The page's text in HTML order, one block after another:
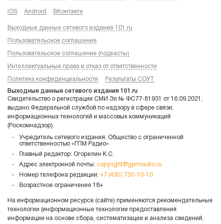
iOS Android ВКонтакте
Выходные данные сетевого издания 101.ru
Пользовательское соглашение
Пользовательское соглашение (подкасты)
Интеллектуальные права и отказ от ответственности
Политика конфиденциальности Результаты СОУТ
Выходные данные сетевого издания 101.ru
Свидетельство о регистрации СМИ Эл № ФС77-81931 от 16.09.2021,
выдано Федеральной службой по надзору в сфере связи,
информационных технологий и массовых коммуникаций
(Роскомнадзор).
Учредитель сетевого издания: Общество с ограниченной
ответственностью «ГПМ Радио»
Главный редактор: Огорелин К.С.
Адрес электронной почты: copyright@gpmradio.ru
Номер телефона редакции: +7 (495) 730-10-10
Возрастное ограничение 18+
На информационном ресурсе (сайте) применяются рекомендательные
технологии (информационные технологии предоставления
информации на основе сбора, систематизации и анализа сведений,